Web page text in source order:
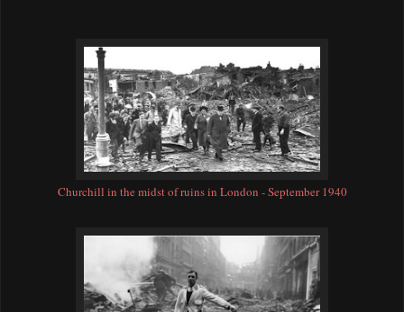
Churchill in the midst of ruins in London - September 1940